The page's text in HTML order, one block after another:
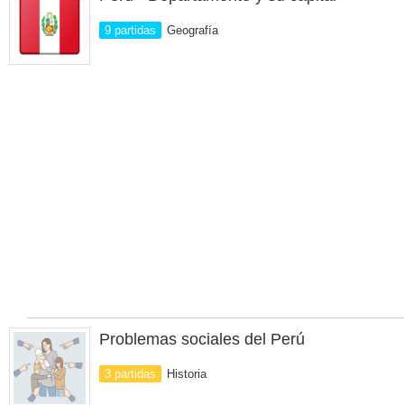
9 partidas Geografía
Problemas sociales del Perú
3 partidas Historia